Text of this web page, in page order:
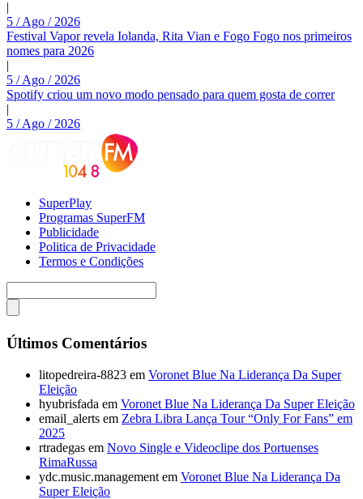
|
5 / Ago / 2026
Festival Vapor revela Iolanda, Rita Vian e Fogo Fogo nos primeiros
nomes para 2026
|
5 / Ago / 2026
Spotify criou um novo modo pensado para quem gosta de correr
|
5 / Ago / 2026
SuperPlay
Programas SuperFM
Publicidade
Politica de Privacidade
Termos e Condições
Últimos Comentários
litopedreira-8823 em Voronet Blue Na Liderança Da Super
Eleição
hyubrisfada em Voronet Blue Na Liderança Da Super Eleição
email_alerts em Zebra Libra Lança Tour “Only For Fans” em
2025
rtradegas em Novo Single e Videoclipe dos Portuenses
RimaRussa
ydc.music.management em Voronet Blue Na Liderança Da
Super Eleição